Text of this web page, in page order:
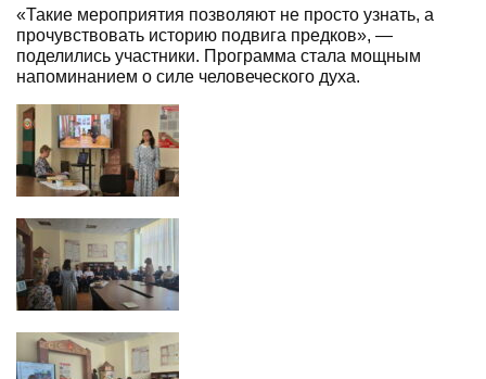
«Такие мероприятия позволяют не просто узнать, а
прочувствовать историю подвига предков», —
поделились участники. Программа стала мощным
напоминанием о силе человеческого духа.